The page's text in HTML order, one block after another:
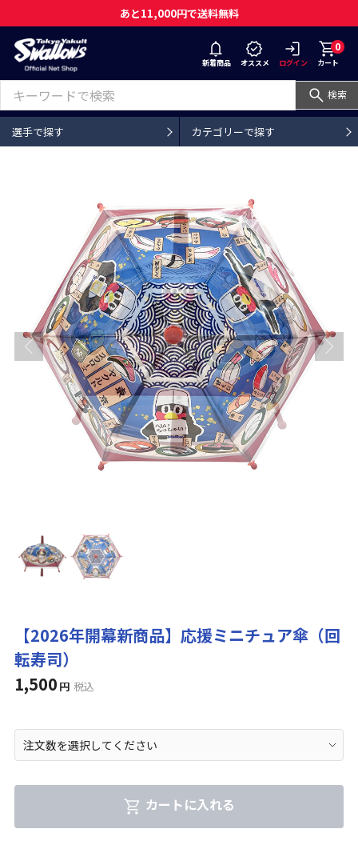
あと11,000円で送料無料
新着商品 オススメ ログイン
0
カート
検索
選手で探す カテゴリーで探す
【2026年開幕新商品】応援ミニチュア傘（回
転寿司）
1,500 円 税込
カートに入れる